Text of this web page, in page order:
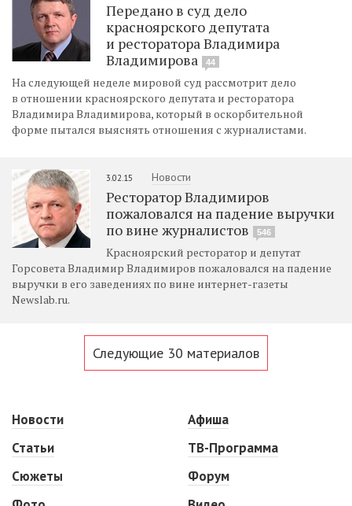
Передано в суд дело
красноярского депутата
и ресторатора Владимира
Владимирова
44
На следующей неделе мировой суд рассмотрит дело
в отношении красноярского депутата и ресторатора
Владимира Владимирова, который в оскорбительной
форме пытался выяснять отношения с журналистами.
3.02.15 Новости
Ресторатор Владимиров
пожаловался на падение выручки
по вине журналистов
546
Красноярский ресторатор и депутат
Горсовета Владимир Владимиров пожаловался на падение
выручки в его заведениях по вине интернет-газеты
Newslab.ru.
Следующие 30 материалов
Новости
Статьи
Сюжеты
Афиша
ТВ-Программа
Форум